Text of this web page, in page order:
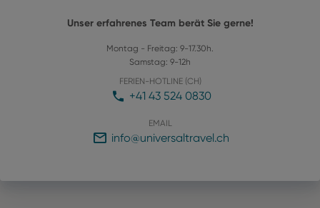
Unser erfahrenes Team berät Sie gerne!
Montag - Freitag: 9-17.30h.
Samstag: 9-12h
FERIEN-HOTLINE (CH)
+41 43 524 0830
EMAIL
info@universaltravel.ch